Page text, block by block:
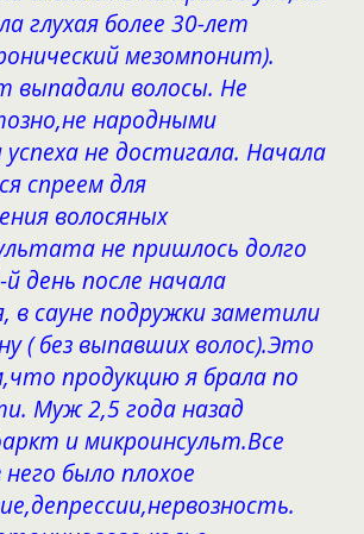
глухая более 30-лет
мезомпонит).
выпадали волосы. Не
народными
не достигала. Начала
спреем для
волосяных
не пришлось долго
день после начала
в сауне подружки заметили
( без выпавших волос).Это
продукцию я брала по
Муж 2,5 года назад
и микроинсульт.Все
было плохое